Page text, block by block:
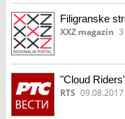
Filigranske
XXZ magazin
"Cloud
RTS 09.08.2017